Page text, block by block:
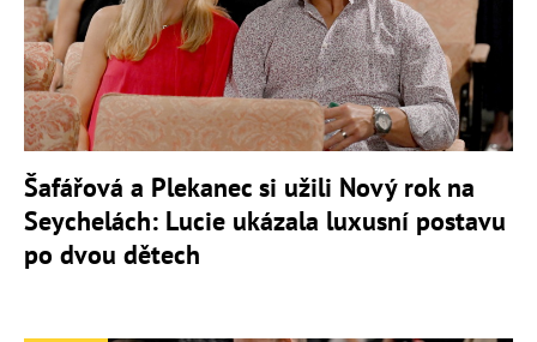
Šafářová a Plekanec si užili Nový rok na
Seychelách: Lucie ukázala luxusní postavu
po dvou dětech